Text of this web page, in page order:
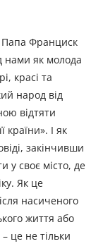
Папа Франциск
нами як молода
красі та
народ від
відтяти
країни». І як
закінчивши
у своє місто, де
Як це
насиченого
життя або
– це не тільки